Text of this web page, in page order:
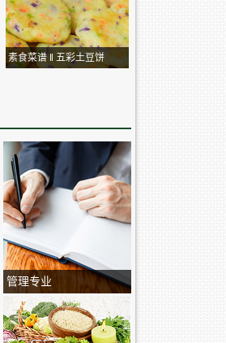
素食菜谱 ‖ 五彩土豆饼
管理专业